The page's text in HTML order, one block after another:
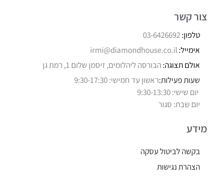
צור קשר
טלפון:03-6426692
אימייל:irmi@diamondhouse.co.il
אולם תצוגה: הבורסה ליהלומים, זיסמן שלום 1, רמת גן
שעות פעילות:ראשון עד חמישי: 9:30-17:30
יום שישי: 9:30-13:30
יום שבת: סגור
מידע
בקשה לביטול עסקה
הצהרת נגישות